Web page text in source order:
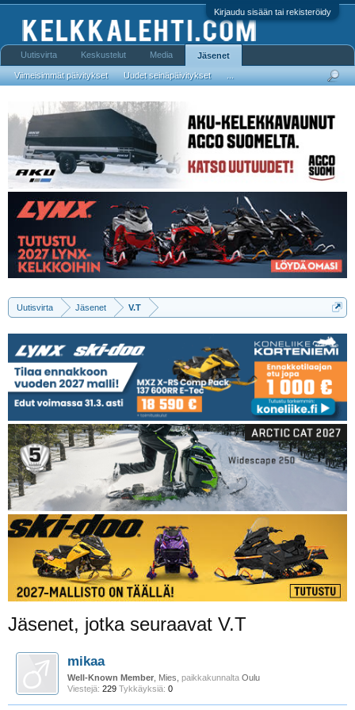
Kirjaudu sisään tai rekisteröidy
Uutisvirta Jäsenet V.T
Jäsenet, jotka seuraavat V.T
mikaa
Well-Known Member , Mies, paikkakunnalta Oulu
Viestejä: 229 Tykkäyksiä: 0
Uutisvirta Keskustelut Media Jäsenet
Viimeisimmät päivitykset Uudet seinäpäivitykset